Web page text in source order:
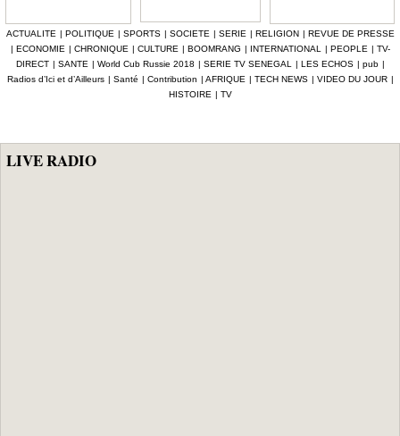
ACTUALITE | POLITIQUE | SPORTS | SOCIETE | SERIE | RELIGION | REVUE DE PRESSE
| ECONOMIE | CHRONIQUE | CULTURE | BOOMRANG | INTERNATIONAL | PEOPLE | TV-
DIRECT | SANTE | World Cub Russie 2018 | SERIE TV SENEGAL | LES ECHOS | pub |
Radios d’Ici et d’Ailleurs | Santé | Contribution | AFRIQUE | TECH NEWS | VIDEO DU JOUR |
HISTOIRE | TV
LIVE RADIO